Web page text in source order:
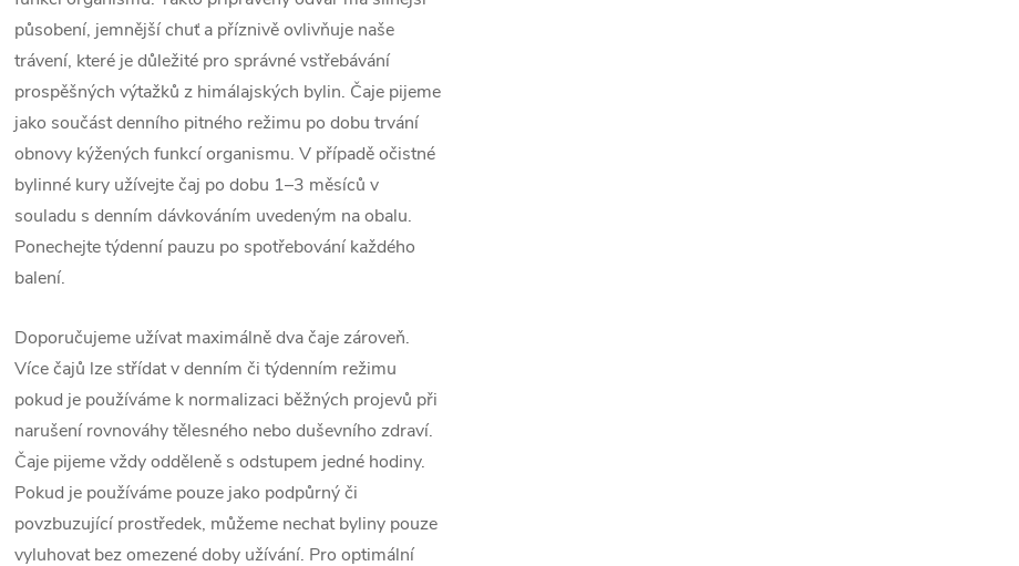
působení, jemnější chuť a příznivě ovlivňuje naše
trávení, které je důležité pro správné vstřebávání
prospěšných výtažků z himálajských bylin. Čaje pijeme
jako součást denního pitného režimu po dobu trvání
obnovy kýžených funkcí organismu. V případě očistné
bylinné kury užívejte čaj po dobu 1–3 měsíců v
souladu s denním dávkováním uvedeným na obalu.
Ponechejte týdenní pauzu po spotřebování každého
balení.
Doporučujeme užívat maximálně dva čaje zároveň.
Více čajů lze střídat v denním či týdenním režimu
pokud je používáme k normalizaci běžných projevů při
narušení rovnováhy tělesného nebo duševního zdraví.
Čaje pijeme vždy odděleně s odstupem jedné hodiny.
Pokud je používáme pouze jako podpůrný či
povzbuzující prostředek, můžeme nechat byliny pouze
vyluhovat bez omezené doby užívání. Pro optimální